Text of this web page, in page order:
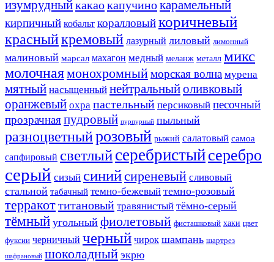
изумрудныйкакаокапучинокарамельный
кирпичный кобальт коралловыйкоричневый
красныйкремовый лазурный лиловый лимонный
малиновый марсал махагон медный меланж металл микс
молочнаямонохромныйморская волна мурена
мятный насыщенный нейтральныйоливковый
оранжевый охра пастельный персиковый песочный
прозрачнаяпудровый пурпурный пыльный
разноцветныйрозовый рыжий салатовый самоа
сапфировый светлыйсеребристыйсеребро
серый сизый синийсиреневый сливовый
стальной табачный темно-бежевый темно-розовый
терракоттитановый травянистый тёмно-серый
тёмный угольный фиолетовый фисташковый хаки цвет
фуксии черничный черный чирок шампань шартрез
шафрановый шоколадный экрю